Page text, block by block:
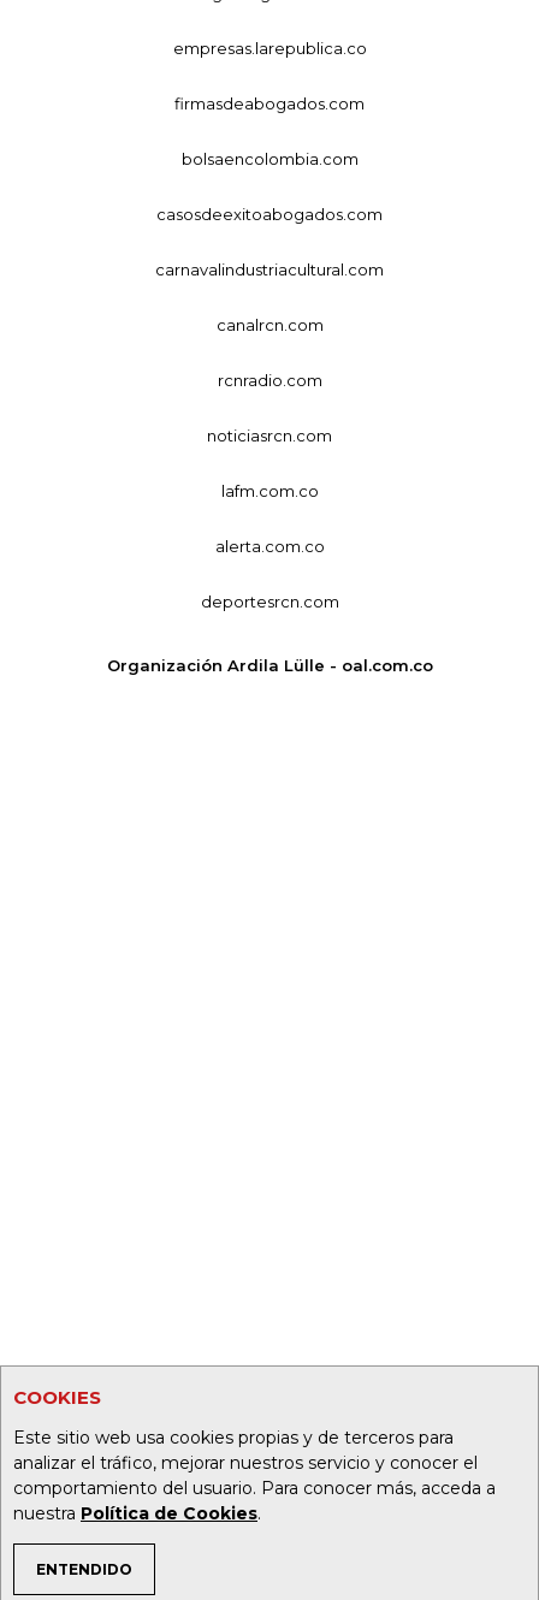
COOKIES
Este sitio web usa cookies propias y de terceros para
analizar el tráfico, mejorar nuestros servicio y conocer el
comportamiento del usuario. Para conocer más, acceda a
nuestra Política de Cookies.
ENTENDIDO
TEMAS DE INTERÉS
empresas.larepublica.co
firmasdeabogados.com
bolsaencolombia.com
casosdeexitoabogados.com
carnavalindustriacultural.com
canalrcn.com
rcnradio.com
noticiasrcn.com
lafm.com.co
alerta.com.co
deportesrcn.com
Organización Ardila Lülle - oal.com.co